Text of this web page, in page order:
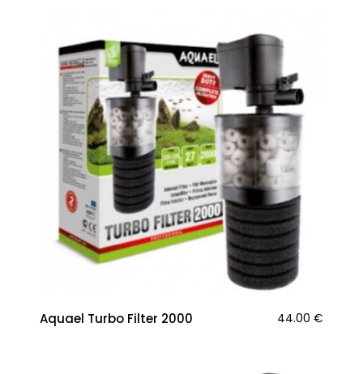
Aquael Turbo Filter 2000 44.00 €